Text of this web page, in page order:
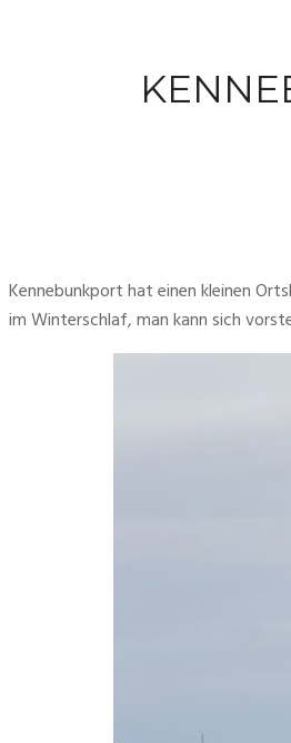
Kennebunkport hat einen kleinen
im Winterschlaf, man kann sich